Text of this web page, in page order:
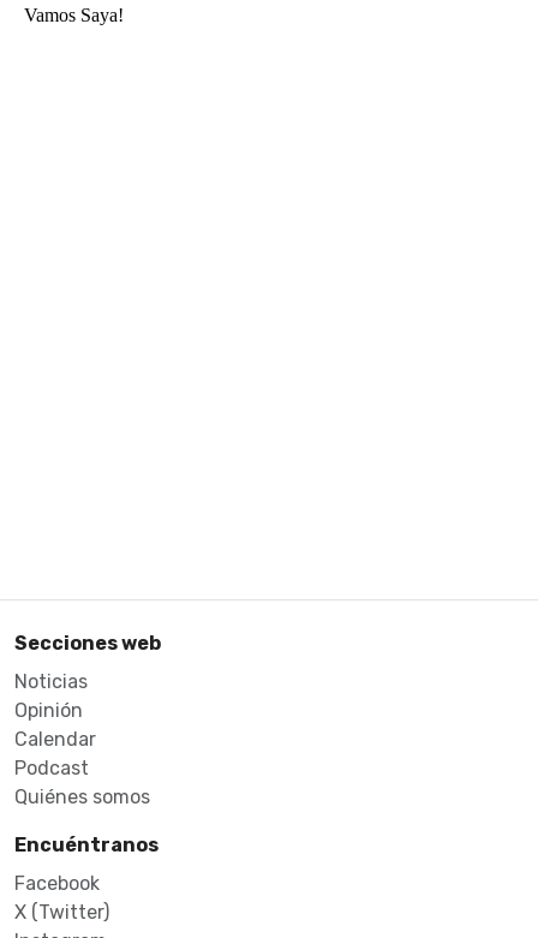
Secciones web
Noticias
Opinión
Calendar
Podcast
Quiénes somos
Encuéntranos
Facebook
X (Twitter)